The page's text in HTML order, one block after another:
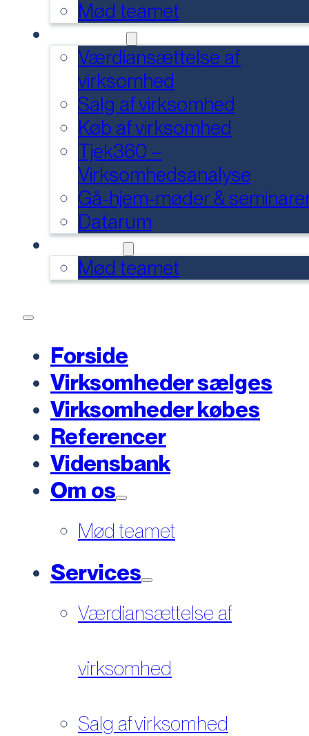
Mød teamet
Værdiansættelse af
virksomhed
Salg af virksomhed
Køb af virksomhed
Tjek360 –
Virksomhedsanalyse
Gå-hjem-møder &
Datarum
Mød teamet
Forside
Virksomheder sælges
Virksomheder købes
Referencer
Vidensbank
Om os
Mød teamet
Services
Værdiansættelse af
virksomhed
Salg af virksomhed